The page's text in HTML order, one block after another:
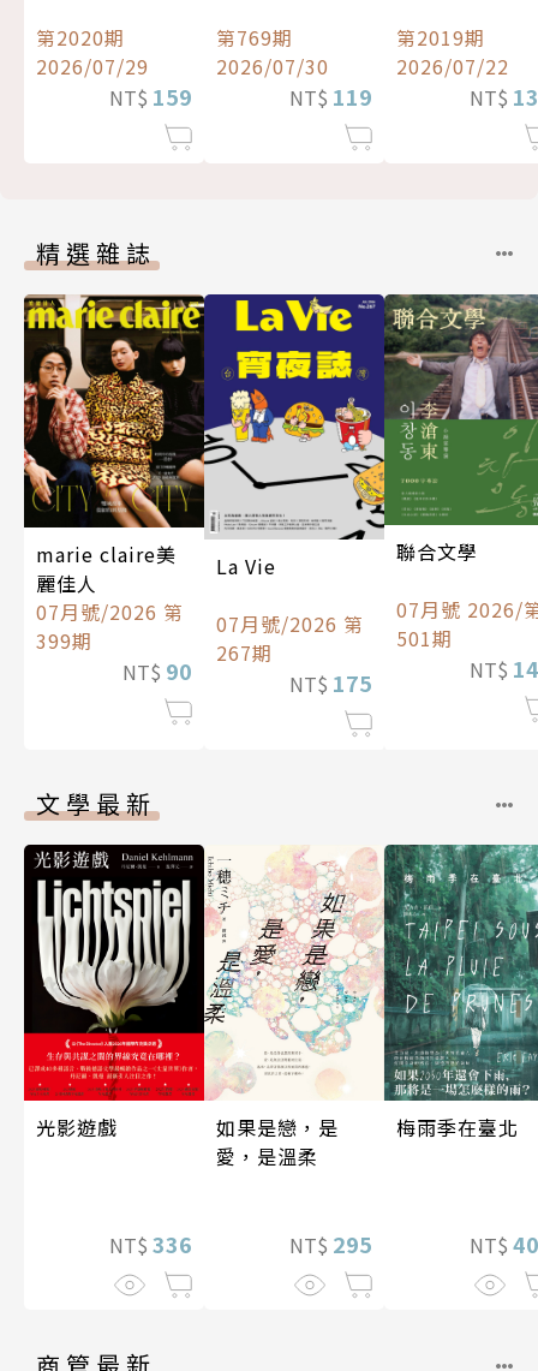
第2020期
2026/07/29
NT$ 159
第769期
2026/07/30
NT$ 119
第2019期
2026/07/22
NT$
精選雜誌
marie claire美
麗佳人
07月號/2026 第
399期
NT$ 90
La Vie
07月號/2026 第
267期
NT$ 175
聯合文學
07月號 2026/
501期
NT$
文學最新
光影遊戲
NT$ 336
如果是戀，是
愛，是溫柔
NT$ 295
梅雨季在臺北
NT$